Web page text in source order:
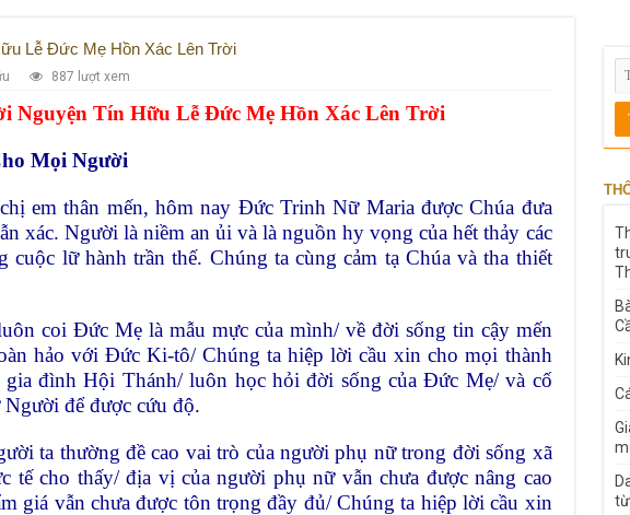
Lễ Đức Mẹ Hồn Xác Lên Trời
887 lượt xem
Nguyện Tín Hữu Lễ Đức Mẹ Hồn Xác Lên Trời
Mọi Người
em thân mến, hôm nay Đức Trinh Nữ Maria được Chúa đưa
xác. Người là niềm an ủi và là nguồn hy vọng của hết thảy các
cuộc lữ hành trần thế. Chúng ta cùng cảm tạ Chúa và tha thiết
coi Đức Mẹ là mẫu mực của mình/ về đời sống tin cậy mến
hảo với Đức Ki-tô/ Chúng ta hiệp lời cầu xin cho mọi thành
gia đình Hội Thánh/ luôn học hỏi đời sống của Đức Mẹ/ và cố
Người để được cứu độ.
ta thường đề cao vai trò của người phụ nữ trong đời sống xã
tế cho thấy/ địa vị của người phụ nữ vẫn chưa được nâng cao
giá vẫn chưa được tôn trọng đầy đủ/ Chúng ta hiệp lời cầu xin